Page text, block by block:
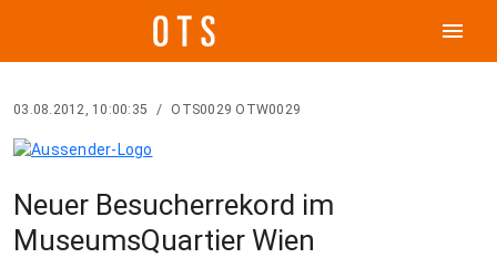
menu
03.08.2012, 10:00:35 / OTS0029 OTW0029
Neuer Besucherrekord im
MuseumsQuartier Wien